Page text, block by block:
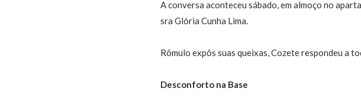
A conversa aconteceu sábado, em almoço no
sra Glória Cunha Lima.
Rômulo expôs suas queixas, Cozete respondeu a
Desconforto na Base